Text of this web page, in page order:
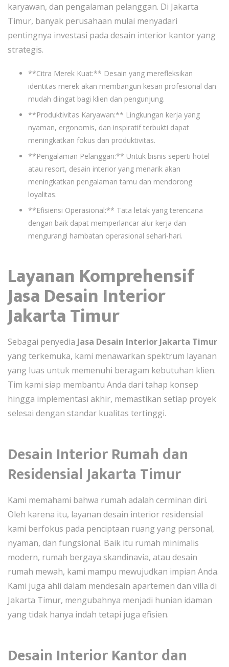
karyawan, dan pengalaman pelanggan. Di Jakarta
Timur, banyak perusahaan mulai menyadari
pentingnya investasi pada desain interior kantor yang
strategis.
**Citra Merek Kuat:** Desain yang merefleksikan
identitas merek akan membangun kesan profesional dan
mudah diingat bagi klien dan pengunjung.
**Produktivitas Karyawan:** Lingkungan kerja yang
nyaman, ergonomis, dan inspiratif terbukti dapat
meningkatkan fokus dan produktivitas.
**Pengalaman Pelanggan:** Untuk bisnis seperti hotel
atau resort, desain interior yang menarik akan
meningkatkan pengalaman tamu dan mendorong
loyalitas.
**Efisiensi Operasional:** Tata letak yang terencana
dengan baik dapat memperlancar alur kerja dan
mengurangi hambatan operasional sehari-hari.
Layanan Komprehensif
Jasa Desain Interior
Jakarta Timur
Sebagai penyedia Jasa Desain Interior Jakarta Timur
yang terkemuka, kami menawarkan spektrum layanan
yang luas untuk memenuhi beragam kebutuhan klien.
Tim kami siap membantu Anda dari tahap konsep
hingga implementasi akhir, memastikan setiap proyek
selesai dengan standar kualitas tertinggi.
Desain Interior Rumah dan
Residensial Jakarta Timur
Kami memahami bahwa rumah adalah cerminan diri.
Oleh karena itu, layanan desain interior residensial
kami berfokus pada penciptaan ruang yang personal,
nyaman, dan fungsional. Baik itu rumah minimalis
modern, rumah bergaya skandinavia, atau desain
rumah mewah, kami mampu mewujudkan impian Anda.
Kami juga ahli dalam mendesain apartemen dan villa di
Jakarta Timur, mengubahnya menjadi hunian idaman
yang tidak hanya indah tetapi juga efisien.
Desain Interior Kantor dan